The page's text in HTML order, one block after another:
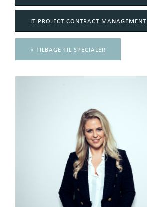
IT PROJECT CONTRACT MANAGEMENT
« TILBAGE TIL SPECIALER